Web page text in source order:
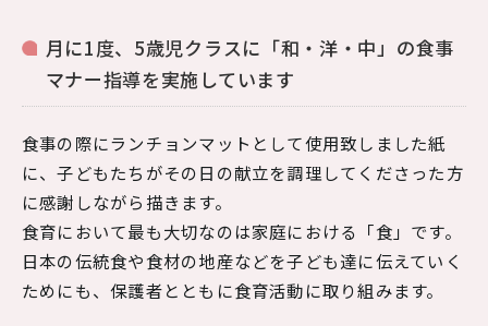
月に1度、5歳児クラスに「和・洋・中」の食事
マナー指導を実施しています
食事の際にランチョンマットとして使用致しました紙
に、子どもたちがその日の献立を調理してくださった方
に感謝しながら描きます。
食育において最も大切なのは家庭における「食」です。
日本の伝統食や食材の地産などを子ども達に伝えていく
ためにも、保護者とともに食育活動に取り組みます。